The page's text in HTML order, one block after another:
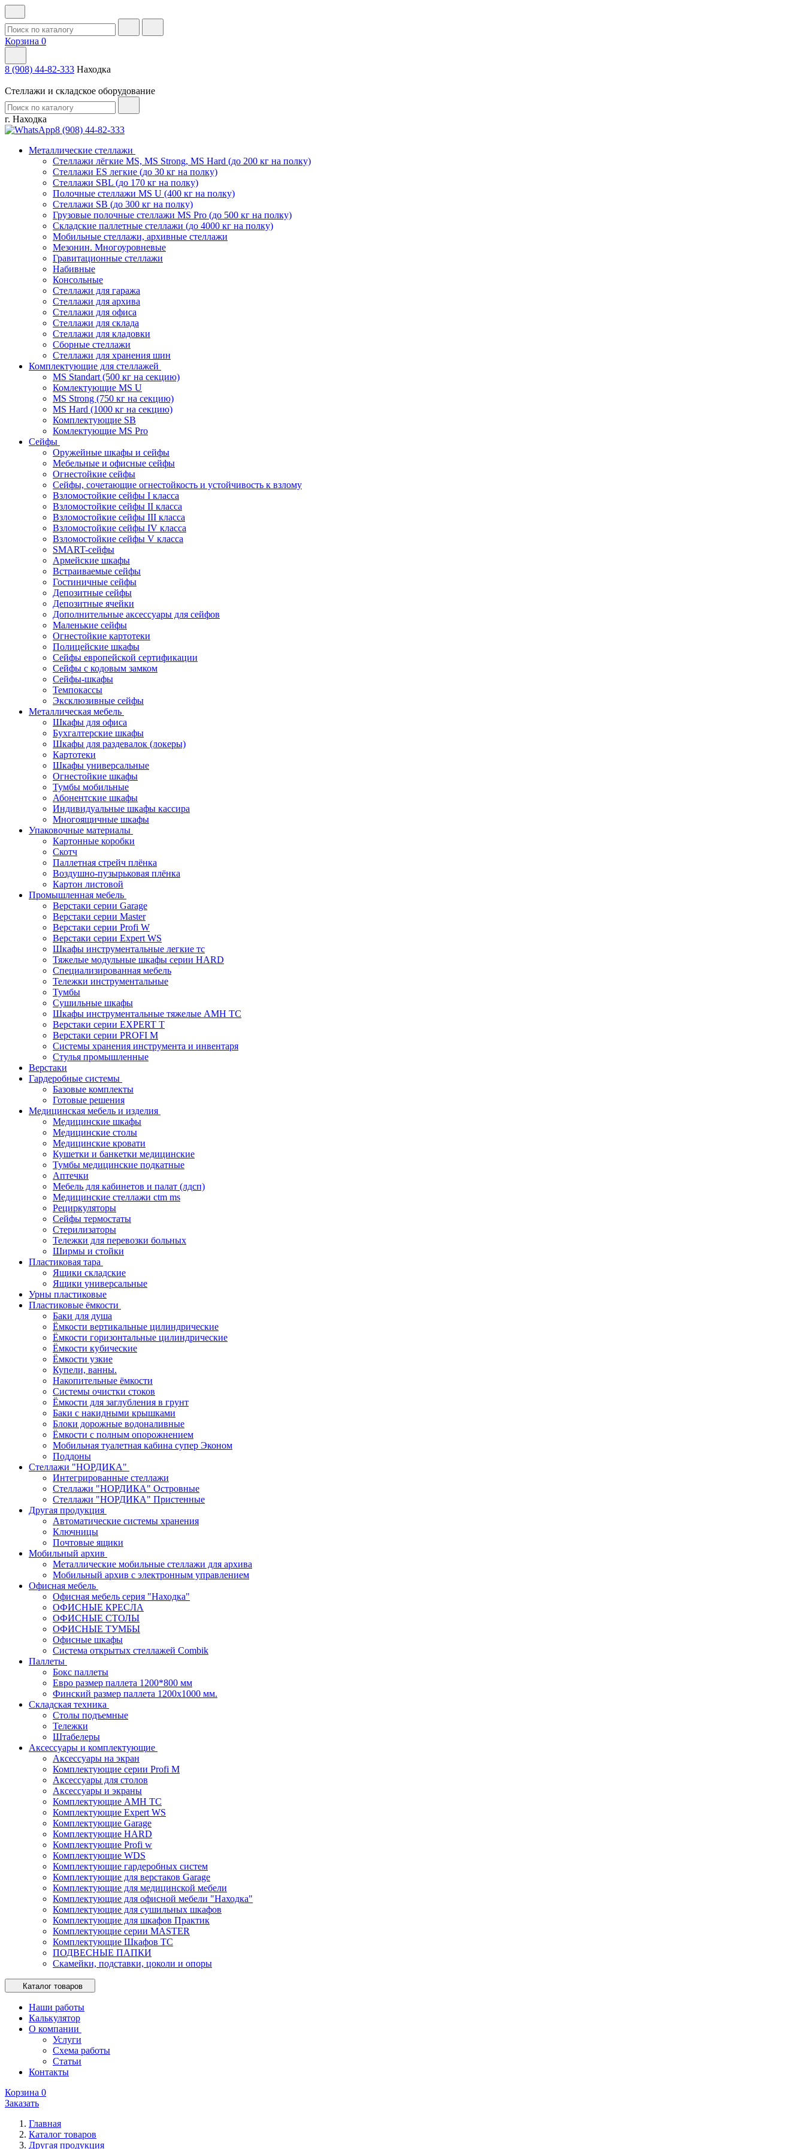
Корзина 0
8 (908) 44-82-333 Находка
Стеллажи и складское оборудование
г. Находка
8 (908) 44-82-333
Металлические стеллажи
Стеллажи лёгкие MS, MS Strong, MS Hard (до 200 кг на полку)
Стеллажи ES легкие (до 30 кг на полку)
Стеллажи SBL (до 170 кг на полку)
Полочные стеллажи MS U (400 кг на полку)
Стеллажи SB (до 300 кг на полку)
Грузовые полочные стеллажи MS Pro (до 500 кг на полку)
Складские паллетные стеллажи (до 4000 кг на полку)
Мобильные стеллажи, архивные стеллажи
Мезонин. Многоуровневые
Гравитационные стеллажи
Набивные
Консольные
Стеллажи для гаража
Стеллажи для архива
Стеллажи для офиса
Стеллажи для склада
Стеллажи для кладовки
Сборные стеллажи
Стеллажи для хранения шин
Комплектующие для стеллажей
MS Standart (500 кг на секцию)
Комлектующие MS U
MS Strong (750 кг на секцию)
MS Hard (1000 кг на секцию)
Комплектующие SB
Комлектующие MS Pro
Сейфы
Оружейные шкафы и сейфы
Мебельные и офисные сейфы
Огнестойкие сейфы
Сейфы, сочетающие огнестойкость и устойчивость к взлому
Взломостойкие сейфы I класса
Взломостойкие сейфы II класса
Взломостойкие сейфы III класса
Взломостойкие сейфы IV класса
Взломостойкие сейфы V класса
SMART-сейфы
Армейские шкафы
Встраиваемые сейфы
Гостиничные сейфы
Депозитные сейфы
Депозитные ячейки
Дополнительные аксессуары для сейфов
Маленькие сейфы
Огнестойкие картотеки
Полицейские шкафы
Сейфы европейской сертификации
Сейфы с кодовым замком
Сейфы-шкафы
Темпокассы
Эксклюзивные сейфы
Металлическая мебель
Шкафы для офиса
Бухгалтерские шкафы
Шкафы для раздевалок (локеры)
Картотеки
Шкафы универсальные
Огнестойкие шкафы
Тумбы мобильные
Абонентские шкафы
Индивидуальные шкафы кассира
Многоящичные шкафы
Упаковочные материалы
Картонные коробки
Скотч
Паллетная стрейч плёнка
Воздушно-пузырьковая плёнка
Картон листовой
Промышленная мебель
Верстаки серии Garage
Верстаки серии Master
Верстаки серии Profi W
Верстаки серии Expert WS
Шкафы инструментальные легкие тс
Тяжелые модульные шкафы серии HARD
Cпециализированная мебель
Тележки инструментальные
Тумбы
Cушильные шкафы
Шкафы инструментальные тяжелые AMH TC
Верстаки серии EXPERT T
Верстаки серии PROFI M
Системы хранения инструмента и инвентаря
Стулья промышленные
Верстаки
Гардеробные системы
Базовые комплекты
Готовые решения
Медицинская мебель и изделия
Медицинские шкафы
Медицинские столы
Медицинские кровати
Кушетки и банкетки медицинские
Тумбы медицинские подкатные
Аптечки
Мебель для кабинетов и палат (лдсп)
Медицинские стеллажи ctm ms
Рециркуляторы
Сейфы термостаты
Стерилизаторы
Тележки для перевозки больных
Ширмы и стойки
Пластиковая тара
Ящики складские
Ящики универсальные
Урны пластиковые
Пластиковые ёмкости
Баки для душа
Ёмкости вертикальные цилиндрические
Ёмкости горизонтальные цилиндрические
Ёмкости кубические
Ёмкости узкие
Купели, ванны.
Накопительные ёмкости
Системы очистки стоков
Ёмкости для заглубления в грунт
Баки с накидными крышками
Блоки дорожные водоналивные
Ёмкости с полным опорожнением
Мобильная туалетная кабина супер Эконом
Поддоны
Стеллажи "НОРДИКА"
Интегрированные стеллажи
Стеллажи "НОРДИКА" Островные
Стеллажи "НОРДИКА" Пристенные
Другая продукция
Автоматические системы хранения
Ключницы
Почтовые ящики
Мобильный архив
Металлические мобильные стеллажи для архива
Мобильный архив с электронным управлением
Офисная мебель
Офисная мебель серия "Находка"
ОФИСНЫЕ КРЕСЛА
ОФИСНЫЕ СТОЛЫ
ОФИСНЫЕ ТУМБЫ
Офисные шкафы
Система открытых стеллажей Combik
Паллеты
Бокс паллеты
Евро размер паллета 1200*800 мм
Финский размер паллета 1200х1000 мм.
Складская техника
Столы подъемные
Тележки
Штабелеры
Аксессуары и комплектующие
Аксессуары на экран
Комплектующие серии Profi M
Аксессуары для столов
Аксессуары и экраны
Комплектующие AMH TC
Комплектующие Expert WS
Комплектующие Garage
Комплектующие HARD
Комплектующие Profi w
Комплектующие WDS
Комплектующие гардеробных систем
Комплектующие для верстаков Garage
Комплектующие для медицинской мебели
Комплектующие для офисной мебели "Находка"
Комплектующие для сушильных шкафов
Комплектующие для шкафов Практик
Комплектующие серии MASTER
Комплектующие Шкафов ТС
ПОДВЕСНЫЕ ПАПКИ
Скамейки, подставки, цоколи и опоры
Каталог товаров
Наши работы
Калькулятор
О компании
Услуги
Схема работы
Статьи
Контакты
Корзина 0
Заказать
Главная
Каталог товаров
Другая продукция